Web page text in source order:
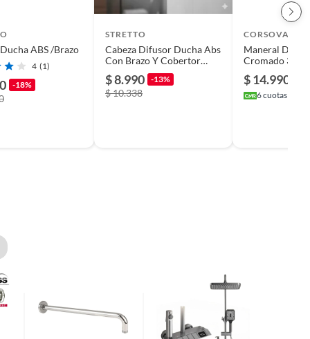
ABS /Brazo
4 (1)
-18%
STRETTO
Cabeza Difusor Ducha Abs
Con Brazo Y Cobertor
$ 8.990 -13%
$ 10.338
CORSOVALV
Maneral
Cromado 3
$ 14.990
6cuotas sin